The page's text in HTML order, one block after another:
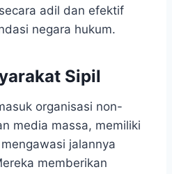
adil dan efektif
negara hukum.
Sipil
organisasi non-
media massa, memiliki
jalannya
memberikan